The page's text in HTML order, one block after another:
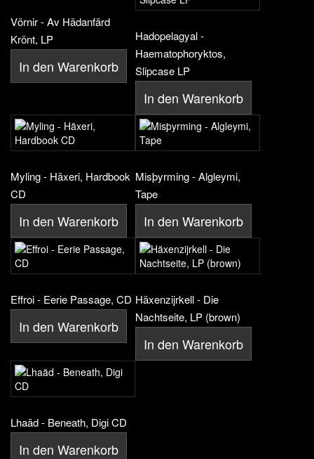
Vörnir - Av Hädanfärd
Krönt, LP
In den Warenkorb
Hadopelagyal -
Haematophoryktos,
Slipcase LP
In den Warenkorb
Myling - Häxeri, Hardbook
CD
In den Warenkorb
Misþyrming - Algleymi,
Tape
In den Warenkorb
Effroi - Eerie Passage, CD
In den Warenkorb
Häxenzijrkell - Die
Nachtseite, LP (brown)
In den Warenkorb
Lhaäd - Beneath, Digi CD
In den Warenkorb